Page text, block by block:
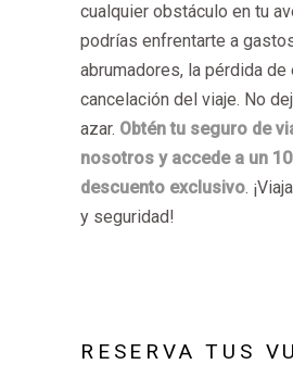
cualquier obstáculo en tu
podrías enfrentarte a
abrumadores, la pérdida de
cancelación del viaje. No
azar. Obtén tu seguro de
nosotros y accede a un
descuento exclusivo.
y seguridad!
RESERVA TUS